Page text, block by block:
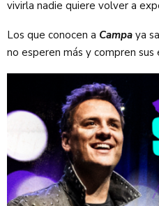
vivirla nadie quiere volver a
Los que conocen a Campa ya
no esperen más y compren sus